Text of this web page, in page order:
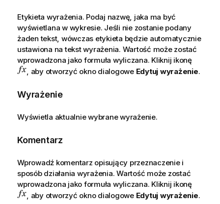
Etykieta wyrażenia. Podaj nazwę, jaka ma być
wyświetlana w wykresie. Jeśli nie zostanie podany
żaden tekst, wówczas etykieta będzie automatycznie
ustawiona na tekst wyrażenia. Wartość może zostać
wprowadzona jako formuła wyliczana. Kliknij ikonę
, aby otworzyć okno dialogowe Edytuj wyrażenie.
Wyrażenie
Wyświetla aktualnie wybrane wyrażenie.
Komentarz
Wprowadź komentarz opisujący przeznaczenie i
sposób działania wyrażenia. Wartość może zostać
wprowadzona jako formuła wyliczana. Kliknij ikonę
, aby otworzyć okno dialogowe Edytuj wyrażenie.